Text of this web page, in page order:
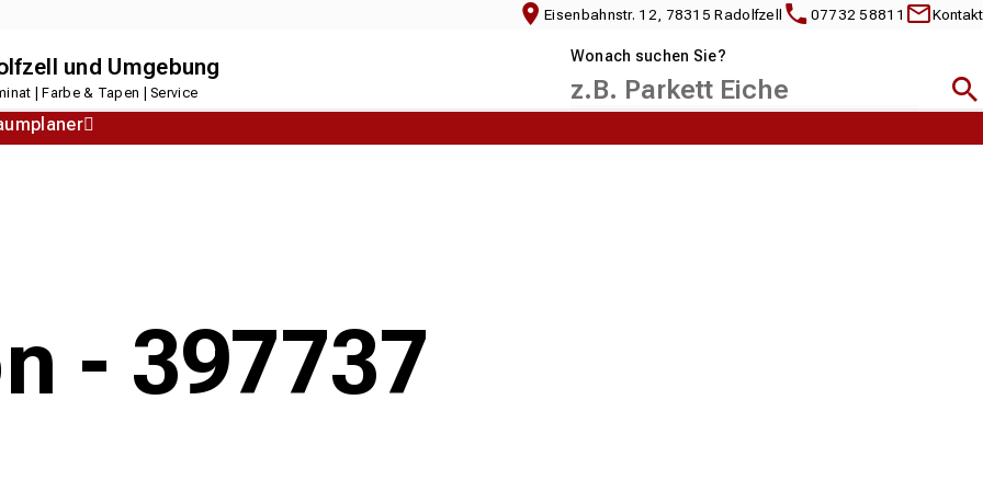
Eisenbahnstr. 12, 78315 Radolfzell 07732 58811 Kontakt
und Umgebung
| Farbe & Tapen | Service
Wonach suchen Sie?
- 397737